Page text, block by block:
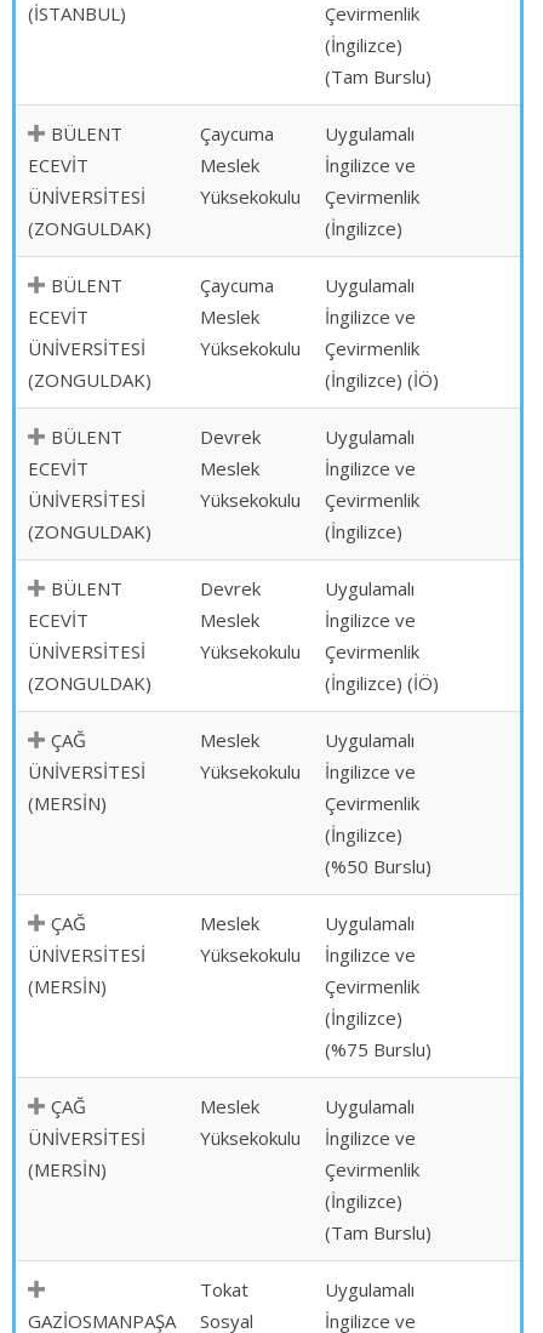
(İSTANBUL)
Çevirmenlik
(İngilizce)
(Tam Burslu)
BÜLENT
ECEVİT
ÜNİVERSİTESİ
(ZONGULDAK)
Çaycuma
Meslek
Yüksekokulu
Uygulamalı
İngilizce ve
Çevirmenlik
(İngilizce)
BÜLENT
ECEVİT
ÜNİVERSİTESİ
(ZONGULDAK)
Çaycuma
Meslek
Yüksekokulu
Uygulamalı
İngilizce ve
Çevirmenlik
(İngilizce) (İÖ)
BÜLENT
ECEVİT
ÜNİVERSİTESİ
(ZONGULDAK)
Devrek
Meslek
Yüksekokulu
Uygulamalı
İngilizce ve
Çevirmenlik
(İngilizce)
BÜLENT
ECEVİT
ÜNİVERSİTESİ
(ZONGULDAK)
Devrek
Meslek
Yüksekokulu
Uygulamalı
İngilizce ve
Çevirmenlik
(İngilizce) (İÖ)
ÇAĞ
ÜNİVERSİTESİ
(MERSİN)
Meslek
Yüksekokulu
Uygulamalı
İngilizce ve
Çevirmenlik
(İngilizce)
(%50 Burslu)
ÇAĞ
ÜNİVERSİTESİ
(MERSİN)
Meslek
Yüksekokulu
Uygulamalı
İngilizce ve
Çevirmenlik
(İngilizce)
(%75 Burslu)
ÇAĞ
ÜNİVERSİTESİ
(MERSİN)
Meslek
Yüksekokulu
Uygulamalı
İngilizce ve
Çevirmenlik
(İngilizce)
(Tam Burslu)
GAZİOSMANPAŞA
Tokat
Sosyal
Uygulamalı
İngilizce ve